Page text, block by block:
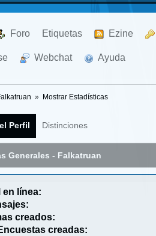
Foro Etiquetas Ezine
Webchat Ayuda
» Mostrar Estadísticas
Perfil Distinciones
Generales - Falkatruan
en línea:
creados:
creadas: